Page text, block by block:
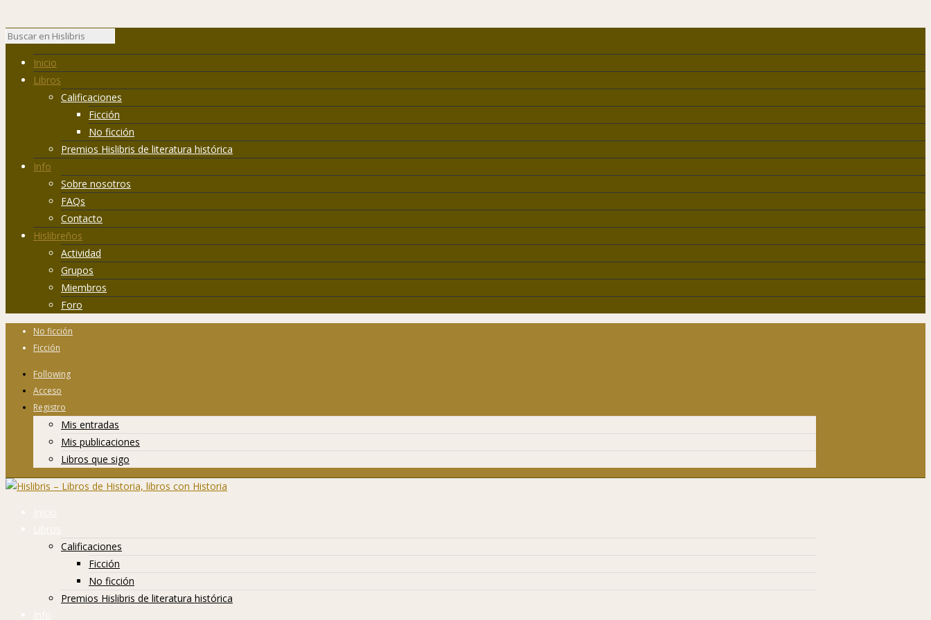
Inicio
Libros
Calificaciones
Ficción
No ficción
Premios Hislibris de literatura histórica
Info
Sobre nosotros
FAQs
Contacto
Hislibreños
Actividad
Grupos
Miembros
Foro
No ficción
Ficción
Following
Acceso
Registro
Mis entradas
Mis publicaciones
Libros que sigo
Inicio
Libros
Calificaciones
Ficción
No ficción
Premios Hislibris de literatura histórica
Info